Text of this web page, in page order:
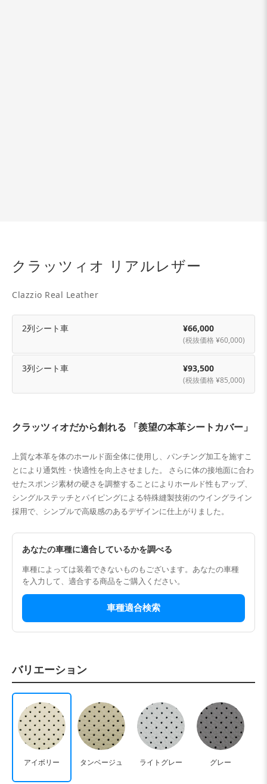
クラッツィオ リアルレザー
Clazzio Real Leather
2列シート車 ¥66,000
(税抜価格 ¥60,000)
3列シート車 ¥93,500
(税抜価格 ¥85,000)
クラッツィオだから創れる 「羨望の本革シートカバー」
上質な本革を体のホールド面全体に使用し、パンチング加工を施すこ
とにより通気性・快適性を向上させました。 さらに体の接地面に合わ
せたスポンジ素材の硬さを調整することによりホールド性もアップ、
シングルステッチとパイピングによる特殊縫製技術のウイングライン
採用で、シンプルで高級感のあるデザインに仕上がりました。
あなたの車種に適合しているかを調べる
車種によっては装着できないものもございます。あなたの車種
を入力して、適合する商品をご購入ください。
車種適合検索
バリエーション
アイボリー タンベージュ ライトグレー グレー